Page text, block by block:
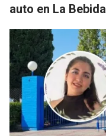
auto en La Bebida